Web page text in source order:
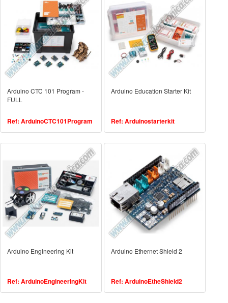
Arduino CTC 101 Program -
FULL
Ref: ArduinoCTC101Program
Arduino Education Starter Kit
Ref: Arduinostarterkit
Arduino Engineering Kit
Ref: ArduinoEngineeringKit
Arduino Ethernet Shield 2
Ref: ArduinoEtheShield2